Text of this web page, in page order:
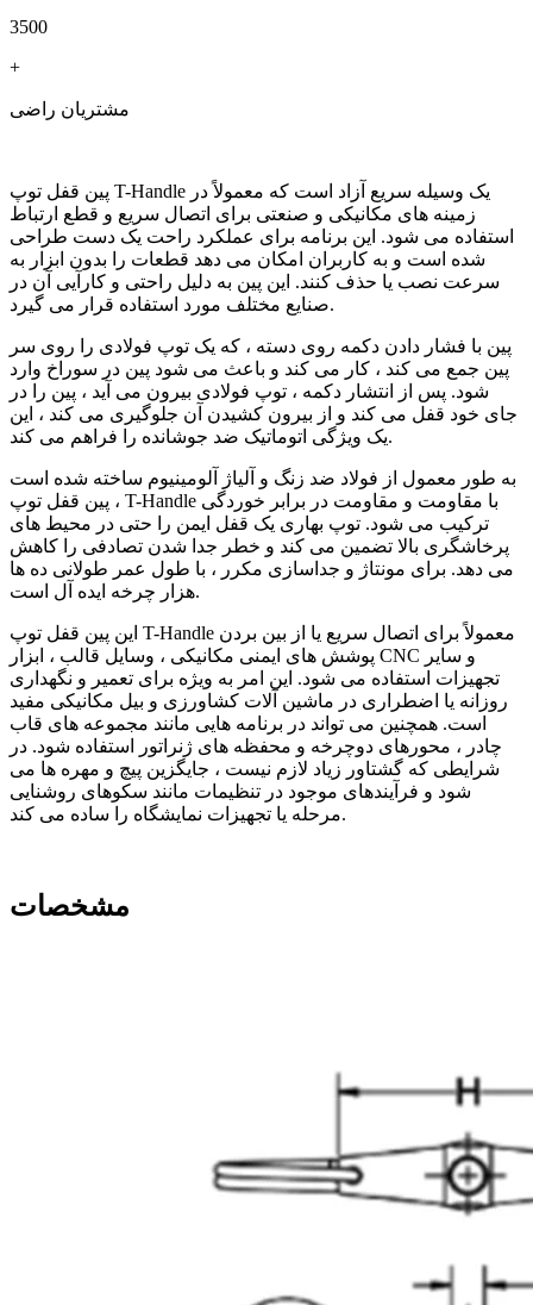
3500
+
مشتریان راضی
پین قفل توپ T-Handle یک وسیله سریع آزاد است که معمولاً در
زمینه های مکانیکی و صنعتی برای اتصال سریع و قطع ارتباط
استفاده می شود. این برنامه برای عملکرد راحت یک دست طراحی
شده است و به کاربران امکان می دهد قطعات را بدون ابزار به
سرعت نصب یا حذف کنند. این پین به دلیل راحتی و کارآیی آن در
صنایع مختلف مورد استفاده قرار می گیرد.
پین با فشار دادن دکمه روی دسته ، که یک توپ فولادی را روی سر
پین جمع می کند ، کار می کند و باعث می شود پین در سوراخ وارد
شود. پس از انتشار دکمه ، توپ فولادی بیرون می آید ، پین را در
جای خود قفل می کند و از بیرون کشیدن آن جلوگیری می کند ، این
یک ویژگی اتوماتیک ضد جوشانده را فراهم می کند.
به طور معمول از فولاد ضد زنگ و آلیاژ آلومینیوم ساخته شده است
، پین قفل توپ T-Handle با مقاومت و مقاومت در برابر خوردگی
ترکیب می شود. توپ بهاری یک قفل ایمن را حتی در محیط های
پرخاشگری بالا تضمین می کند و خطر جدا شدن تصادفی را کاهش
می دهد. برای مونتاژ و جداسازی مکرر ، با طول عمر طولانی ده ها
هزار چرخه ایده آل است.
این پین قفل توپ T-Handle معمولاً برای اتصال سریع یا از بین بردن
پوشش های ایمنی مکانیکی ، وسایل قالب ، ابزار CNC و سایر
تجهیزات استفاده می شود. این امر به ویژه برای تعمیر و نگهداری
روزانه یا اضطراری در ماشین آلات کشاورزی و بیل مکانیکی مفید
است. همچنین می تواند در برنامه هایی مانند مجموعه های قاب
چادر ، محورهای دوچرخه و محفظه های ژنراتور استفاده شود. در
شرایطی که گشتاور زیاد لازم نیست ، جایگزین پیچ و مهره ها می
شود و فرآیندهای موجود در تنظیمات مانند سکوهای روشنایی
مرحله یا تجهیزات نمایشگاه را ساده می کند.
مشخصات